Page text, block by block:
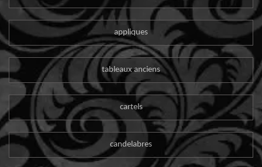
appliques
tableaux anciens
cartels
candelabres